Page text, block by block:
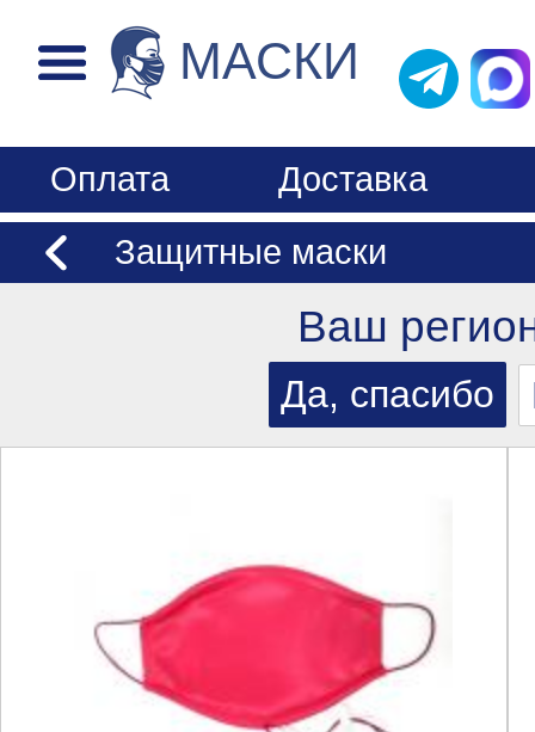
МАСКИ
Оплата
Доставка
Защитные маски
Ваш